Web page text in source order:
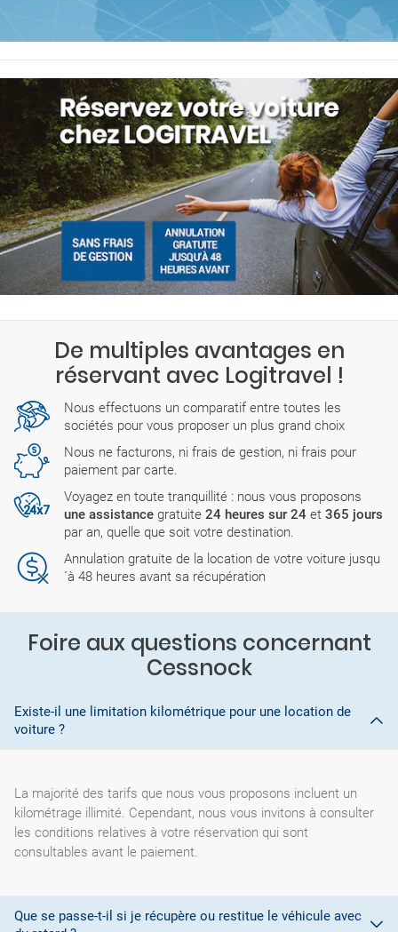
De multiples avantages en
réservant avec Logitravel !
Nous effectuons un comparatif entre toutes les
sociétés pour vous proposer un plus grand choix
Nous ne facturons, ni frais de gestion, ni frais pour
paiement par carte.
Voyagez en toute tranquillité : nous vous proposons
une assistance gratuite 24 heures sur 24 et 365 jours
par an, quelle que soit votre destination.
Annulation gratuite de la location de votre voiture jusqu
´à 48 heures avant sa récupération
Foire aux questions concernant
Cessnock
Existe-il une limitation kilométrique pour une location de
voiture ?
La majorité des tarifs que nous vous proposons incluent un
kilométrage illimité. Cependant, nous vous invitons à consulter
les conditions relatives à votre réservation qui sont
consultables avant le paiement.
Que se passe-t-il si je récupère ou restitue le véhicule avec